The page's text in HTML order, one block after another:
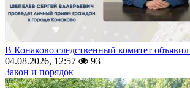
В Конаково следственный комитет
04.08.2026, 12:57
93
Закон и порядок